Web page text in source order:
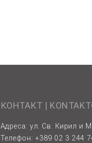
КОНТАКТ |
Адреса: ул. Св. Кирил и
Телефон: +389 02 3 244